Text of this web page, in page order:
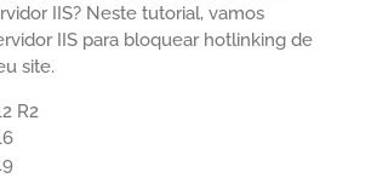
IIS? Neste tutorial, vamos
IIS para bloquear hotlinking de
site.
R2